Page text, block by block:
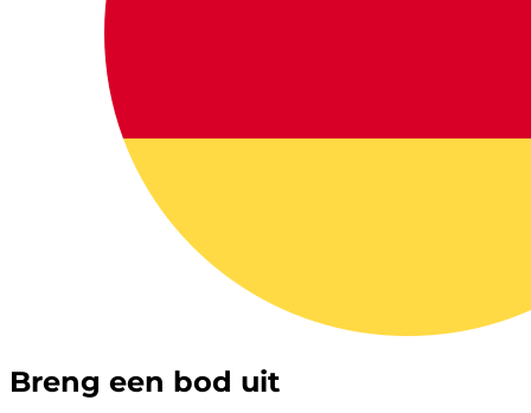
Breng een bod uit